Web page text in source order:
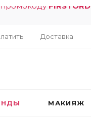
промокоду
Доставка
МАКИЯЖ